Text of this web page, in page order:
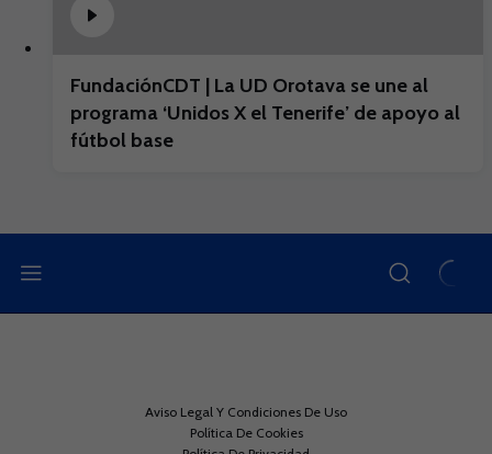
FundaciónCDT | La UD Orotava se une al
programa ‘Unidos X el Tenerife’ de apoyo al
fútbol base
Aviso Legal Y Condiciones De Uso
Política De Cookies